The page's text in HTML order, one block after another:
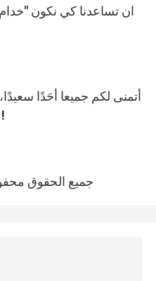
ان تساعدنا كي نكون
أتمنى لكم جميعا أحَدًا
من أجلي. غداء شهيًّا، وإلى اللقاء!
© جميع الحقوق